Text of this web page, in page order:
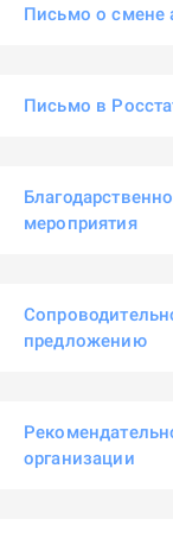
Письмо о смене
Письмо в
мероприятия
предложению
организации